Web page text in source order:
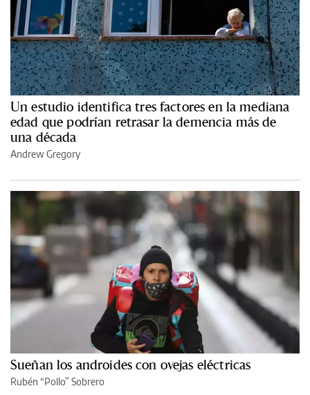
Un estudio identifica tres factores en la mediana
edad que podrían retrasar la demencia más de
una década
Andrew Gregory
Sueñan los androides con ovejas eléctricas
Rubén “Pollo” Sobrero